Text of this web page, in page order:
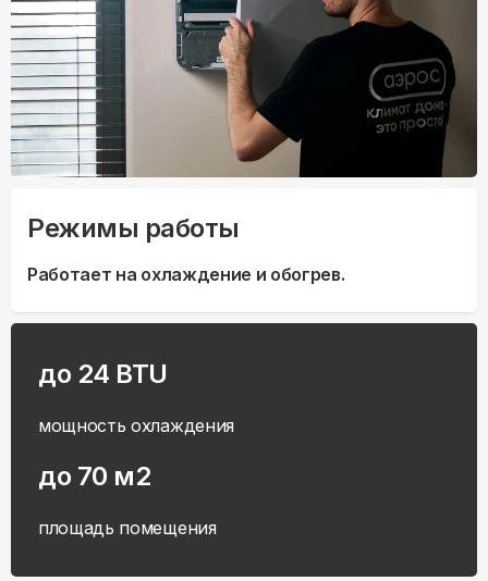
Режимы работы
Работает на охлаждение и обогрев.
до 24 BTU
мощность охлаждения
до 70 м2
площадь помещения